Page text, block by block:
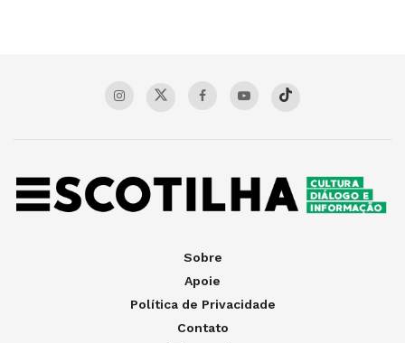
Sobre
Apoie
Política de Privacidade
Contato